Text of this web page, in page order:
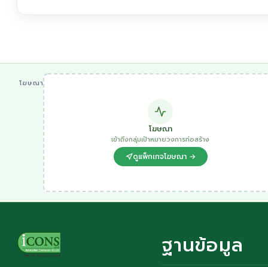
โฆษณา
โฆษณา
เข้าถึงกลุ่มเป้าหมายวงการก่อสร้าง
ดูแพ็กเกจโฆษณา →
ฐานข้อมูล